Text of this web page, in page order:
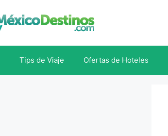
Tips de Viaje Ofertas de Hoteles